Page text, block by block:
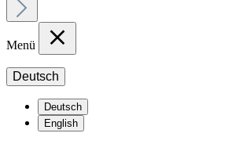
Menü
Deutsch
Deutsch
English